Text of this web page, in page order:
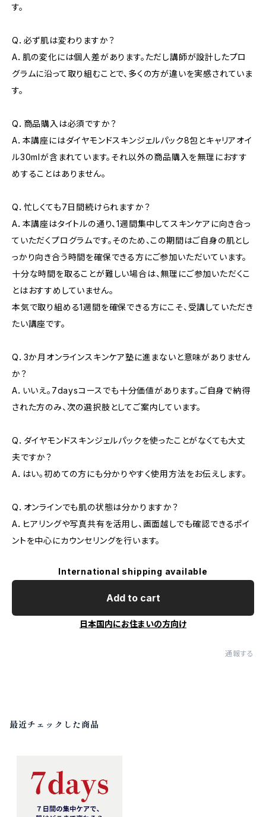
す。
Q．必ず肌は変わりますか？
A．肌の変化には個人差があります。ただし講師が設計したプロ
グラムに沿って取り組むことで、多くの方が違いを実感されていま
す。
Q．商品購入は必須ですか？
A．本講座にはダイヤモンドスキンジェルパック8包とキャリアオイ
ル30mlが含まれています。それ以外の商品購入を無理におすす
めすることはありません。
Q．忙しくても7日間続けられますか？
A．本講座はタイトルの通り、1週間集中してスキンケアに向き合っ
ていただくプログラムです。そのため、この期間はご自身の肌とし
っかり向き合う時間を確保できる方にご参加いただいています。
十分な時間を取ることが難しい場合は、無理にご参加いただくこ
とはおすすめしていません。
本気で取り組める1週間を確保できる方にこそ、受講していただき
たい講座です。
Q．3か月オンラインスキンケア塾に進まないと意味がありません
か？
A．いいえ。7daysコースでも十分価値があります。ご自身で納得
された方のみ、次の選択肢としてご案内しています。
Q．ダイヤモンドスキンジェルパックを使ったことがなくても大丈
夫ですか？
A．はい。初めての方にも分かりやすく使用方法をお伝えします。
Q．オンラインでも肌の状態は分かりますか？
A．ヒアリングや写真共有を活用し、画面越しでも確認できるポイ
ントを中心にカウンセリングを行います。
International shipping available
Add to cart
日本国内にお住まいの方向け
通報する
最近チェックした商品